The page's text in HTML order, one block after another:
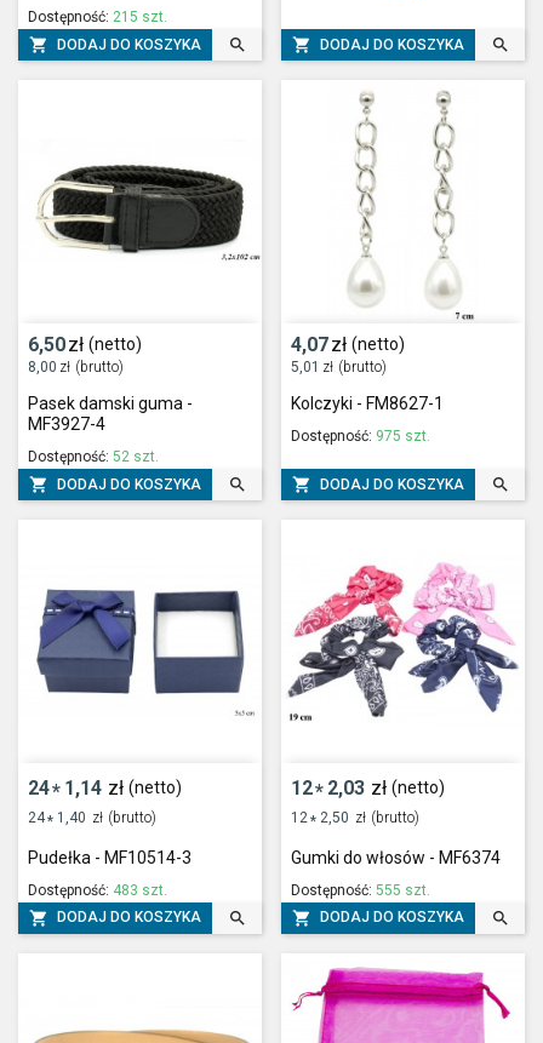
Dostępność: 215 szt.
 DODAJ DO KOSZYKA   DODAJ DO KOSZYKA 
6,50zł (netto)
8,00 zł (brutto)
Pasek damski guma -
MF3927-4
Dostępność: 52 szt.
 DODAJ DO KOSZYKA 
4,07zł (netto)
5,01 zł (brutto)
Kolczyki - FM8627-1
Dostępność: 975 szt.
 DODAJ DO KOSZYKA 
24* 1,14 zł (netto)
24* 1,40 zł (brutto)
Pudełka - MF10514-3
Dostępność: 483 szt.
 DODAJ DO KOSZYKA 
12* 2,03 zł (netto)
12 * 2,50 zł (brutto)
Gumki do włosów - MF6374
Dostępność: 555 szt.
 DODAJ DO KOSZYKA 